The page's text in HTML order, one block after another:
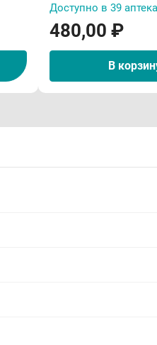
Доступно в 39
480,00 ₽
В